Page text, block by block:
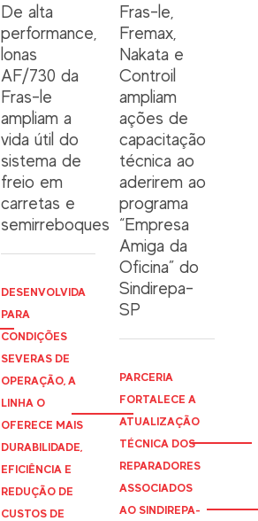
De alta
performance,
lonas
AF/730 da
Fras-le
ampliam a
vida útil do
sistema de
freio em
carretas e
semirreboques
DESENVOLVIDA
PARA
CONDIÇÕES
SEVERAS DE
OPERAÇÃO, A
LINHA O
OFERECE MAIS
DURABILIDADE,
EFICIÊNCIA E
REDUÇÃO DE
CUSTOS DE
Fras-le,
Fremax,
Nakata e
Controil
ampliam
ações de
capacitação
técnica ao
aderirem ao
programa
“Empresa
Amiga da
Oficina” do
Sindirepa-
SP
PARCERIA
FORTALECE A
ATUALIZAÇÃO
TÉCNICA DOS
REPARADORES
ASSOCIADOS
AO SINDIREPA-